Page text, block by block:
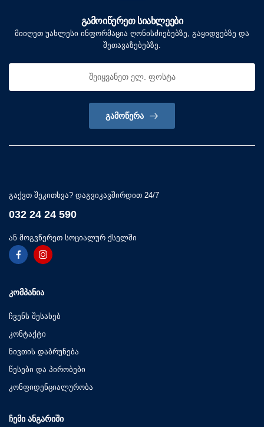
ᲒᲐᲛᲝᲘᲬᲔᲠᲔᲗ ᲡᲘᲐᲮᲚᲔᲔᲑᲘ
მიიღეთ უახლესი ინფორმაცია ღონისძიებებზე, გაყიდვებზე და
შეთავაზებებზე.
ᲒᲐᲛᲝᲬᲔᲠᲐ
გაქვთ შეკითხვა? დაგვიკავშირდით 24/7
032 24 24 590
ან მოგვწერეთ სოციალურ ქსელში
ᲙᲝᲛᲞᲐᲜᲘᲐ
ჩვენს შესახებ
კონტაქტი
ნივთის დაბრუნება
წესები და პირობები
კონფიდენციალურობა
ᲩᲔᲛᲘ ᲐᲜᲒᲐᲠᲘᲨᲘ